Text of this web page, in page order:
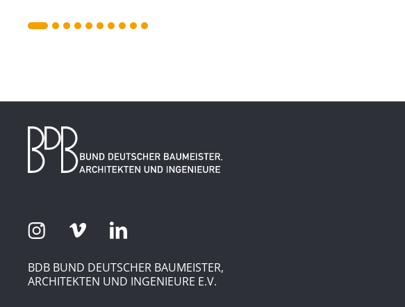
BDB BUND DEUTSCHER BAUMEISTER,
ARCHITEKTEN UND INGENIEURE E.V.